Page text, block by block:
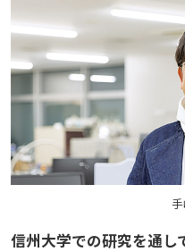
信州大学での研究を通し